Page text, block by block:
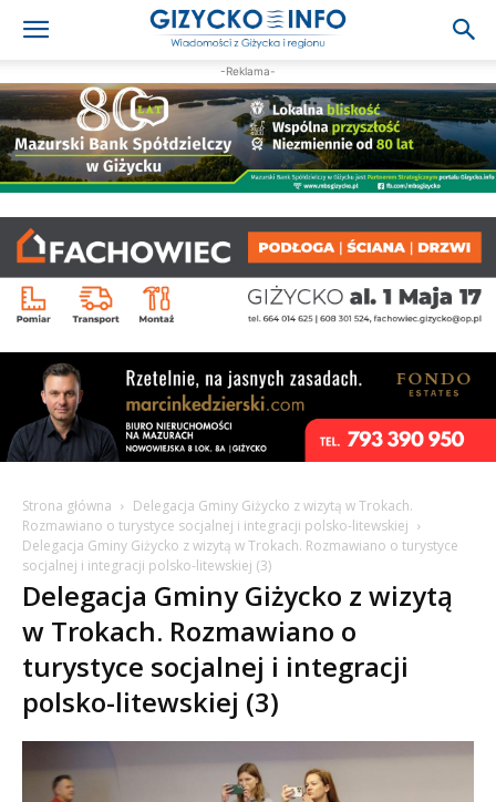
-Reklama-
Strona główna
Delegacja Gminy Giżycko z wizytą w Trokach.
Rozmawiano o turystyce socjalnej i integracji polsko-litewskiej
Delegacja Gminy Giżycko z wizytą w Trokach. Rozmawiano o turystyce
socjalnej i integracji polsko-litewskiej (3)
Delegacja Gminy Giżycko z wizytą
w Trokach. Rozmawiano o
turystyce socjalnej i integracji
polsko-litewskiej (3)